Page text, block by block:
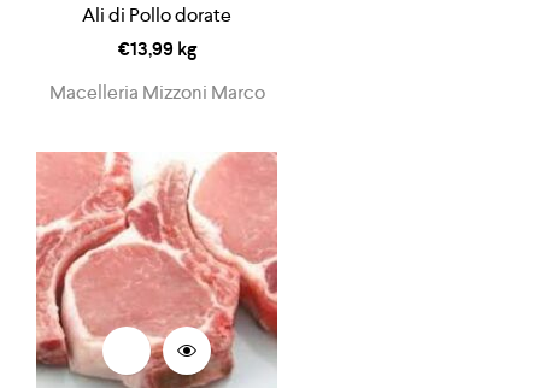
Ali di Pollo dorate
€13,99 kg
Macelleria Mizzoni Marco